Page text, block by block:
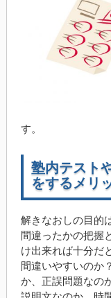
す。
塾内テスト
をするメリ
解きなおしの目的
間違ったかの把握
け出来れば十分だ
間違いやすいのか
か、正誤問題なの